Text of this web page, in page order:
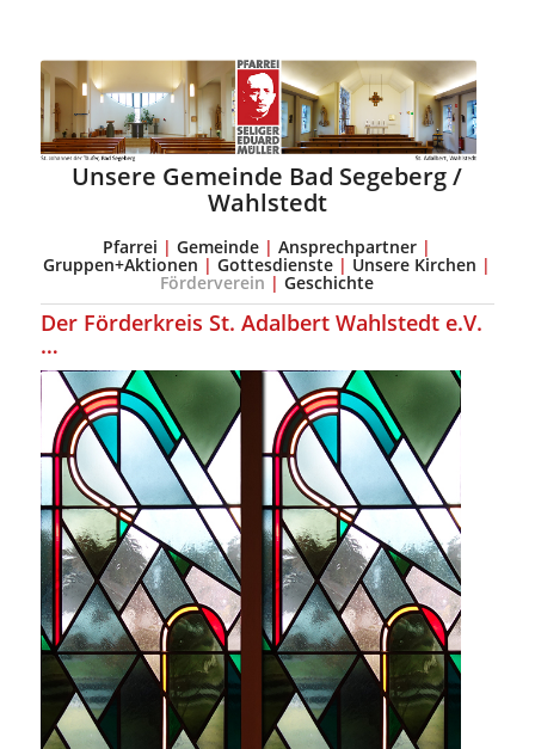
Unsere Gemeinde Bad Segeberg /
Wahlstedt
Pfarrei | Gemeinde | Ansprechpartner |
Gruppen+Aktionen | Gottesdienste | Unsere Kirchen |
Förderverein | Geschichte
Der Förderkreis St. Adalbert Wahlstedt e.V.
…